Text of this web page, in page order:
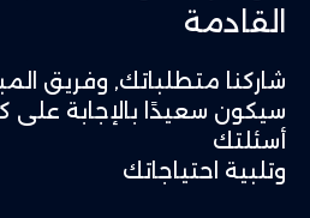
القادمة
شاركنا متطلباتك, وفريق
سيكون سعيدًا بالإجابة على
أسئلتك
وتلبية احتياجاتك